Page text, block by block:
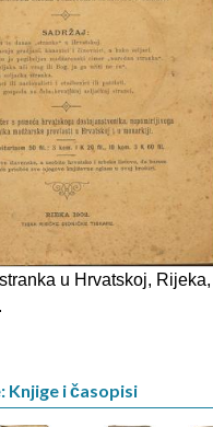
u Hrvatskoj,
i časopisi